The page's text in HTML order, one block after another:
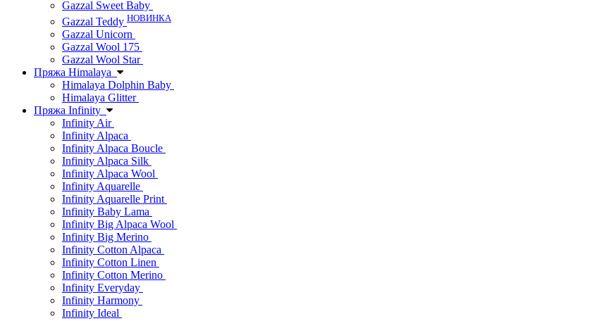
Gazzal Sweet Baby
Gazzal Teddy НОВИНКА
Gazzal Unicorn
Gazzal Wool 175
Gazzal Wool Star
Пряжа Himalaya
Himalaya Dolphin Baby
Himalaya Glitter
Пряжа Infinity
Infinity Air
Infinity Alpaca
Infinity Alpaca Boucle
Infinity Alpaca Silk
Infinity Alpaca Wool
Infinity Aquarelle
Infinity Aquarelle Print
Infinity Baby Lama
Infinity Big Alpaca Wool
Infinity Big Merino
Infinity Cotton Alpaca
Infinity Cotton Linen
Infinity Cotton Merino
Infinity Everyday
Infinity Harmony
Infinity Ideal